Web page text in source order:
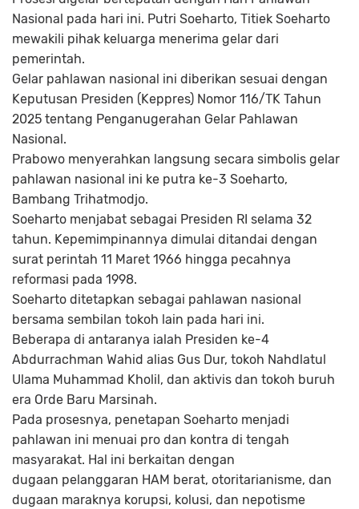
Nasional pada hari ini. Putri Soeharto, Titiek Soeharto
mewakili pihak keluarga menerima gelar dari
pemerintah.
Gelar pahlawan nasional ini diberikan sesuai dengan
Keputusan Presiden (Keppres) Nomor 116/TK Tahun
2025 tentang Penganugerahan Gelar Pahlawan
Nasional.
Prabowo menyerahkan langsung secara simbolis gelar
pahlawan nasional ini ke putra ke-3 Soeharto,
Bambang Trihatmodjo.
Soeharto menjabat sebagai Presiden RI selama 32
tahun. Kepemimpinannya dimulai ditandai dengan
surat perintah 11 Maret 1966 hingga pecahnya
reformasi pada 1998.
Soeharto ditetapkan sebagai pahlawan nasional
bersama sembilan tokoh lain pada hari ini.
Beberapa di antaranya ialah Presiden ke-4
Abdurrachman Wahid alias Gus Dur, tokoh Nahdlatul
Ulama Muhammad Kholil, dan aktivis dan tokoh buruh
era Orde Baru Marsinah.
Pada prosesnya, penetapan Soeharto menjadi
pahlawan ini menuai pro dan kontra di tengah
masyarakat. Hal ini berkaitan dengan
dugaan pelanggaran HAM berat, otoritarianisme, dan
dugaan maraknya korupsi, kolusi, dan nepotisme